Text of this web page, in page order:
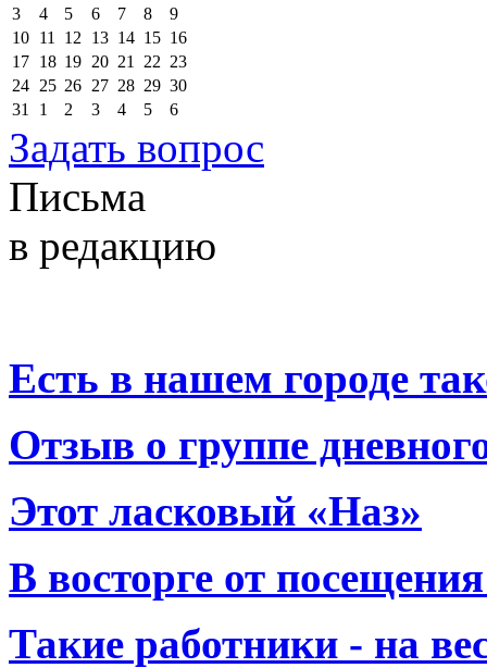
3
4 5 6 7 8
9
10 11 12 13 14 15 16
17 18 19 20 21 22 23
24 25 26 27 28 29 30
31
1 2 3 4 5 6
Задать вопрос
Письма
в редакцию
Есть в нашем городе
Отзыв о группе
Этот ласковый «Наз»
В восторге от
Такие работники - на